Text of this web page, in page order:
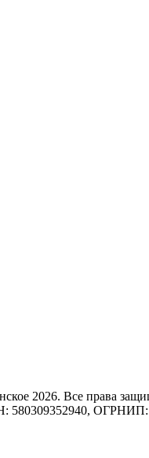
2026. Все права
580309352940, ОГРНИП: